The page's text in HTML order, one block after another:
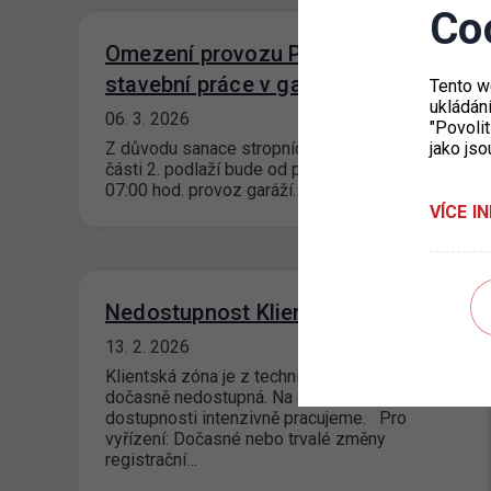
Omezení provozu P+R Chodov –
stavební práce v garážích
06. 3. 2026
Z důvodu sanace stropních konstrukcí v levé
části 2. podlaží bude od pondělí 9. 3. 2026 od
07:00 hod. provoz garáží…
Nedostupnost Klientské zóny
13. 2. 2026
Klientská zóna je z technických důvodů
dočasně nedostupná. Na obnovení
dostupnosti intenzivně pracujeme. Pro
vyřízení: Dočasné nebo trvalé změny
registrační…
Tento
jako
VÍCE